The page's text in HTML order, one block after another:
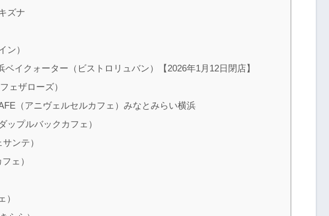
ズナ
ン）
イクォーター（ビストロリュバン）【2026年1月12日閉店】
ェザローズ）
（アニヴェルセルカフェ）みなとみらい横浜
ップルバックカフェ）
ンテ）
ェ）
）